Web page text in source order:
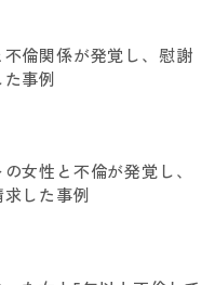
不倫関係が発覚し、慰謝
事例
女性と不倫が発覚し、
した事例